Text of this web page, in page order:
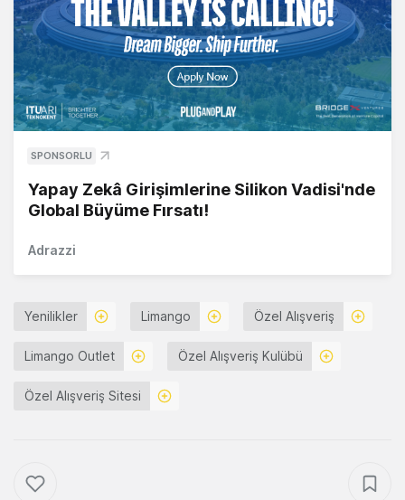
SPONSORLU
Yapay Zekâ Girişimlerine Silikon Vadisi'nde
Global Büyüme Fırsatı!
Adrazzi
Yenilikler Limango Özel Alışveriş
Limango Outlet Özel Alışveriş Kulübü
Özel Alışveriş Sitesi